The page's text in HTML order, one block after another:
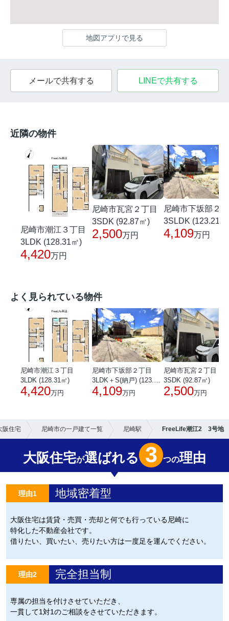
地図アプリで見る
メールで共有する LINEで共有する
近隣の物件
尼崎市潮江３丁目
3LDK (128.31㎡)
4,420万円
尼崎市瓦宮２丁目
3SDK (92.87㎡)
2,500万円
尼崎市下坂部２
3SLDK (123.21
4,109万円
よく見られている物件
尼崎市潮江３丁目
3LDK (128.31㎡)
4,420万円
尼崎市下坂部２丁目
4,109万円
尼崎市瓦宮２丁目
3SDK (92.87㎡)
2,500万円
阪住宅 尼崎市の一戸建て一覧 尼崎駅 FreeLife潮江2 3号地
大阪住宅が選ばれる 3 つの理由
理由1 地域密着型
大阪住宅は賃貸・売買・売却と何でも行っている尼崎に
特化した不動産会社です。
借りたい、買いたい、売りたい方は一度足を運んでください。
理由2 完全担当制
専属の担当を付けさせていただき、
一貫して1対1のご相談をさせていただきます。